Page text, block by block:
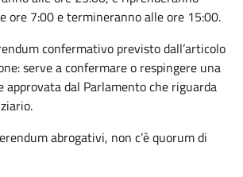
ore 7:00 e termineranno alle ore 15:00.
confermativo previsto dall’articolo
serve a confermare o respingere una
approvata dal Parlamento che riguarda
abrogativi, non c’è quorum di